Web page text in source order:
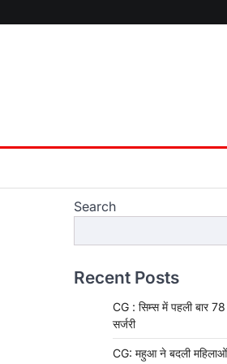
Search
Recent Posts
CG : सिम्स में पहली बार
सर्जरी
CG: महुआ ने बदली महिलाओं